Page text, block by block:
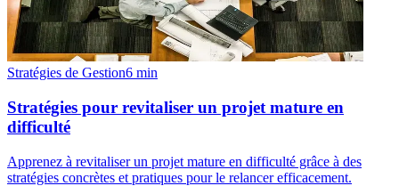
Stratégies de Gestion6 min
Stratégies pour revitaliser un projet mature en
difficulté
Apprenez à revitaliser un projet mature en difficulté grâce à des
stratégies concrètes et pratiques pour le relancer efficacement.